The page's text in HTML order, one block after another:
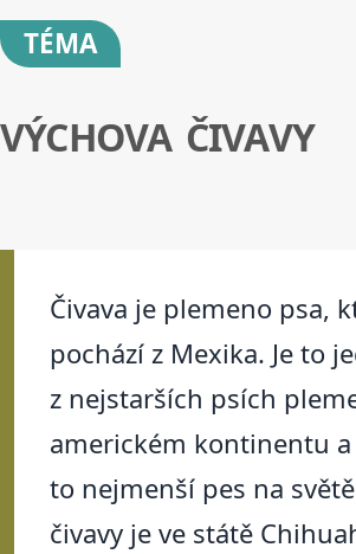
TÉMA
VÝCHOVA ČIVAVY
Čivava je plemeno psa,
pochází z Mexika. Je to
z nejstarších psích
americkém kontinentu a
to nejmenší pes na
čivavy je ve státě